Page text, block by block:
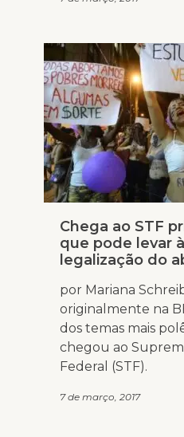
Chega ao STF
que pode levar
legalização do
por Mariana
originalmente na
dos temas mais
chegou ao
Federal (STF).
7 de março, 2017